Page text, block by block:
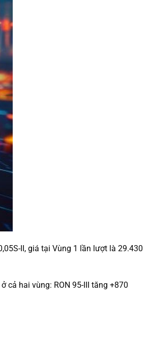
II, giá tại Vùng 1 lần lượt là 29.430
cả hai vùng: RON 95-III tăng +870